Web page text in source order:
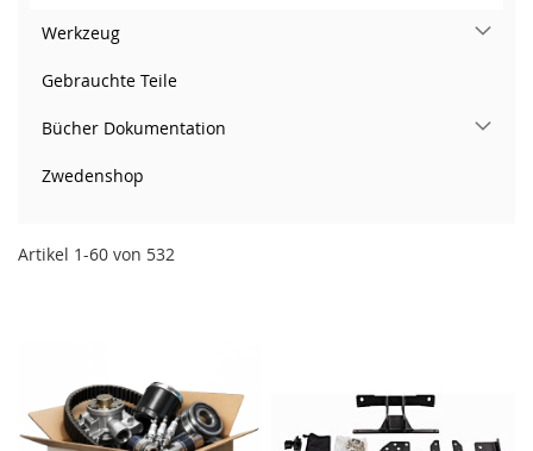
Artikel 1-60 von 532
Werkzeug
Gebrauchte Teile
Bücher Dokumentation
Zwedenshop